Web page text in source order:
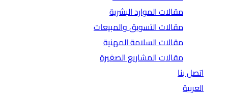
مقالات الموارد البشرية
مقالات التسويق والمبيعات
مقالات السلامة المهنية
مقالات المشاريع الصغيرة
اتصل بنا
العربية